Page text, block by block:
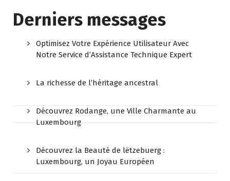
Derniers messages
Optimisez Votre Expérience Utilisateur Avec
Notre Service d’Assistance Technique Expert
La richesse de l’héritage ancestral
Découvrez Rodange, une Ville Charmante au
Luxembourg
Découvrez la Beauté de lëtzebuerg :
Luxembourg, un Joyau Européen